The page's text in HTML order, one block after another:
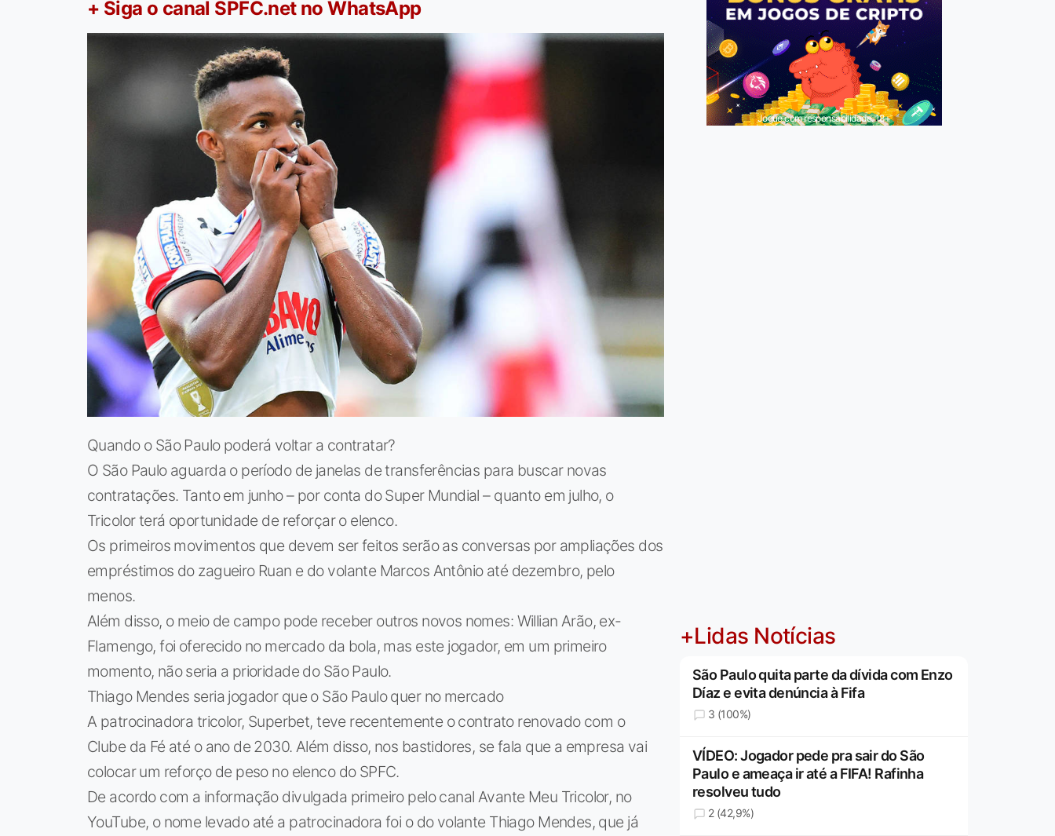
+ Siga o canal SPFC.net no WhatsApp
Quando o São Paulo poderá voltar a contratar?
O São Paulo aguarda o período de janelas de transferências para buscar novas
contratações. Tanto em junho – por conta do Super Mundial – quanto em julho, o
Tricolor terá oportunidade de reforçar o elenco.
Os primeiros movimentos que devem ser feitos serão as conversas por ampliações dos
empréstimos do zagueiro Ruan e do volante Marcos Antônio até dezembro, pelo
menos.
Além disso, o meio de campo pode receber outros novos nomes: Willian Arão, ex-
Flamengo, foi oferecido no mercado da bola, mas este jogador, em um primeiro
momento, não seria a prioridade do São Paulo.
Thiago Mendes seria jogador que o São Paulo quer no mercado
A patrocinadora tricolor, Superbet, teve recentemente o contrato renovado com o
Clube da Fé até o ano de 2030. Além disso, nos bastidores, se fala que a empresa vai
colocar um reforço de peso no elenco do SPFC.
De acordo com a informação divulgada primeiro pelo canal Avante Meu Tricolor, no
YouTube, o nome levado até a patrocinadora foi o do volante Thiago Mendes, que já
Jogue com responsabilidade. 18+
+Lidas Notícias
São Paulo quita parte da dívida com Enzo
Díaz e evita denúncia à Fifa
3 (100%)
VÍDEO: Jogador pede pra sair do São
Paulo e ameaça ir até a FIFA! Rafinha
resolveu tudo
2 (42,9%)